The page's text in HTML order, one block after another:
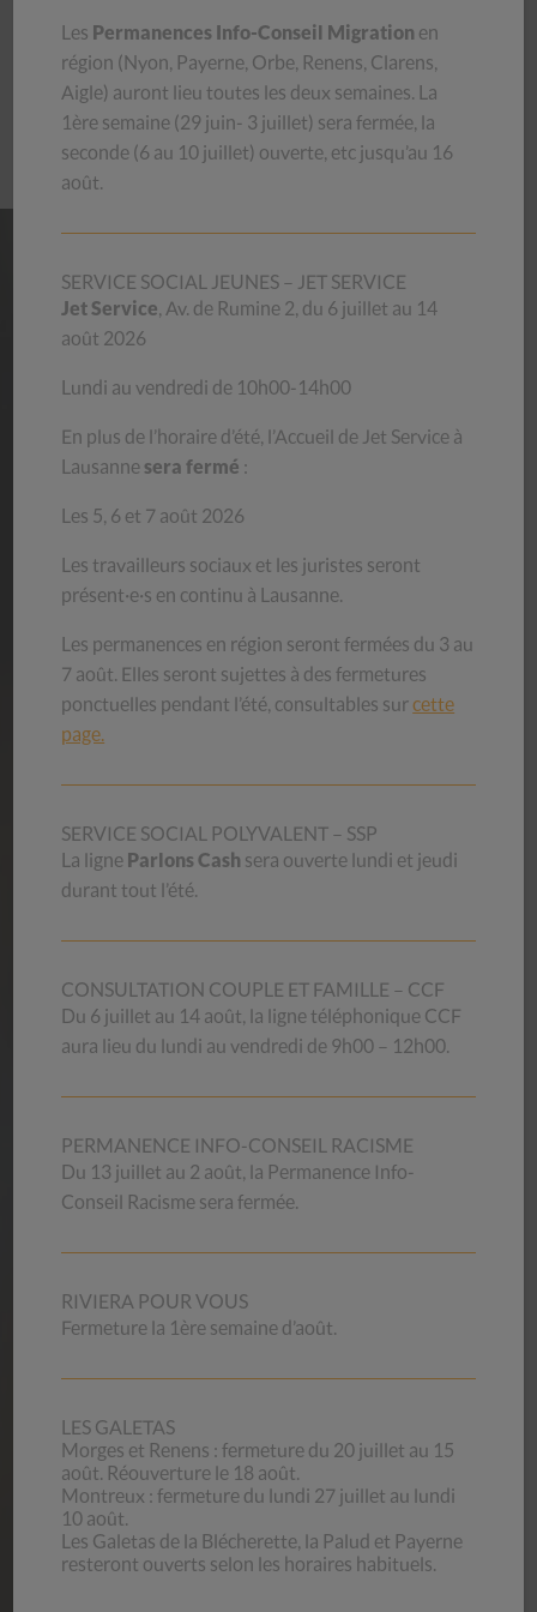
ans, se réjouit de ce projet qu’il considère « unique dans
une vie professionnelle ».
Le Galetas de la Broye va faire peau neuve – 24Heures –
23.11.2017
NOSMAGASINS
Habits, livres, bibelots, meubles, vaisselle… venez découvrir
se renouvelle chaque jour.
en difficulté et vous donnez une deuxième vie aux objets,
luttant ainsi contre le gaspillage.
Découvrez nos magasins
AIDEMÉMOIRES
Les aide-mémoires du CSP Vaud proviennent de
l’expérience professionnelle de ses collaborateurs et de ses
Nos aide-mémoires
OFFRESD’EMPLOI
et votre motivation au service de la mission exigeante qui
de travail attrayantes et compétitives.
Vous pouvez aussi vous annoncer pour faire du bénévolat
(magasins d’occasion).
Nos offres d’emploi
CSP Vaud
Beau-Séjour 28
1003 Lausanne
Horaires de l’accueil
Les Permanences Info-Conseil Migration en
région (Nyon, Payerne, Orbe, Renens, Clarens,
Aigle) auront lieu toutes les deux semaines. La
1ère semaine (29 juin- 3 juillet) sera fermée, la
seconde (6 au 10 juillet) ouverte, etc jusqu’au 16
août.
SERVICE SOCIAL JEUNES – JET SERVICE
Jet Service, Av. de Rumine 2, du 6 juillet au 14
août 2026
Lundi au vendredi de 10h00-14h00
En plus de l’horaire d’été, l’Accueil de Jet Service à
Lausanne sera fermé :
Les 5, 6 et 7 août 2026
Les travailleurs sociaux et les juristes seront
présent·e·s en continu à Lausanne.
Les permanences en région seront fermées du 3 au
7 août. Elles seront sujettes à des fermetures
ponctuelles pendant l’été, consultables surcette
page.
SERVICE SOCIAL POLYVALENT – SSP
La ligne Parlons Cash sera ouverte lundi et jeudi
durant tout l’été.
CONSULTATION COUPLE ET FAMILLE – CCF
Du 6 juillet au 14 août, la ligne téléphonique CCF
aura lieu du lundi au vendredi de 9h00 – 12h00.
PERMANENCE INFO-CONSEIL RACISME
Du 13 juillet au 2 août, la Permanence Info-
Conseil Racisme sera fermée.
RIVIERA POUR VOUS
Fermeture la 1ère semaine d’août.
LES GALETAS
Morges et Renens : fermeture du 20 juillet au 15
août. Réouverture le 18 août.
Montreux : fermeture du lundi 27 juillet au lundi
10 août.
Les Galetas de la Blécherette, la Palud et Payerne
resteront ouverts selon les horaires habituels.